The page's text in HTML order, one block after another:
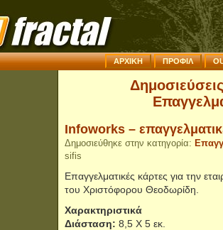
ΑΡΧΙΚΗ ΠΡΟΦΙΛ
Infoworks –
Δημοσιεύθηκε στην κατηγορία:
sifis
Επαγγελματικές κάρτες για την
του Χριστόφορου Θεοδωρίδη.
Χαρακτηριστικά
Διάσταση: 8,5 Χ 5 εκ.